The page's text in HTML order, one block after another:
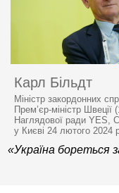
Карл Більдт
Міністр закордонних
Прем’єр-міністр
Наглядової ради YES,
у Києві 24 лютого 2024
«Україна бореться